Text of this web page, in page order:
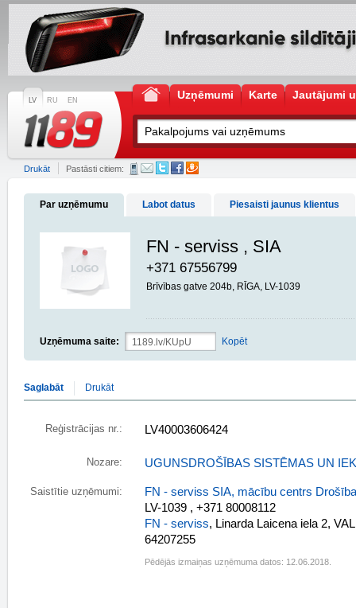
LV RU EN Uzņēmumi Karte Jautājumi
Drukāt Pastāsti citiem:
Par uzņēmumu Labot datus Piesaisti jaunus klientus
FN - serviss , SIA
+371 67556799
Brīvības gatve 204b, RĪGA, LV-1039
Uzņēmuma saite: Kopēt
Saglabāt Drukāt
Reģistrācijas nr.: LV40003606424
Nozare: UGUNSDROŠĪBAS SISTĒMAS UN
Saistītie uzņēmumi:
FN - serviss SIA, mācību centrs Drošība
LV-1039 , +371 80008112
FN - serviss, Linarda Laicena iela 2,
64207255
Pēdējās izmaiņas uzņēmuma datos: 12.06.2018.